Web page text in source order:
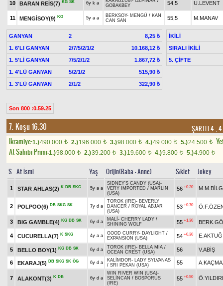
10 BARAN REİS(7) KG SK 6y k a
GOBAKBEY
54,5 U.LEVENT
11 MENGİSOY(9) KG 5y a a BERKSOY- MENGÜ / KAN
CAN SAN
55,5 M.MANAV
GANYAN 2
8,25 ₺
1. 6'LI GANYAN
2/7/5/2/1/2
10.168,12 ₺
1. 5'Lİ GANYAN
7/5/2/1/2
1.867,72 ₺
1. 4'LÜ GANYAN
5/2/1/2
515,90 ₺
1. 3'LÜ GANYAN
2/1/2 322,90 ₺
İKİLİ
SIRALI İKİLİ
5. ÇİFTE
Son 800 :0.59.25
7. Koşu 16.30 ŞARTLI 4,
Ikramiye:1.)490.000 t 2.)196.000 t 3.)98.000 t 4.)49.000 t 5.)24.500 t
At Sahibi Primi:1.)98.000 t 2.)39.200 t 3.)19.600 t 4.)9.800 t 5.)4.900 t
S At İsmi Yaş Orijin(Baba - Anne) Sıklet Jokey
1 STAR AHLAS(2) K DB SKG 5y a a
SIDNEY'S CANDY (USA)-
VERY IMPORTED / MARLIN
(USA)
56 +0.20
2 POLPOO(6) DB SKG SK 7y d a
TOROK (IRE)- BEVERLY
DANCER / ROYAL ABJAR
(USA)
53 +0.70
3 BIG GAMBLE(4) KG DB SK 6y d a MALİ - CHERRY LADY /
SHINING WOLF
55 +1.30
4 CUCURELLA(7) K SKG 4y a a GOOD CURRY- DAYLIGHT /
EXPANSION (USA)
54 +0.30 E.AKTUĞ
5 BELLO BOY(1) KG DB SK 6y d a TOROK (IRE)- BELLA MIA /
OCEAN CREST (USA)
56 V.ABİŞ
6 EKARAJ(5) DB SKG SK ÖG 6y d a KALİMDOR- LADY SYLVANAS
/ SRI PEKAN (USA) 55
7 ALAKONT(3) K DB 6y d a
WIN RIVER WIN (USA)-
SELİNCAN / BOSPORUS
(IRE)
55 +0.50